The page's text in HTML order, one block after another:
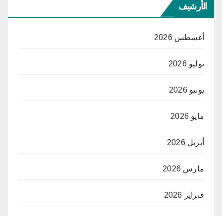
الأرشيف
أغسطس 2026
يوليو 2026
يونيو 2026
مايو 2026
أبريل 2026
مارس 2026
فبراير 2026